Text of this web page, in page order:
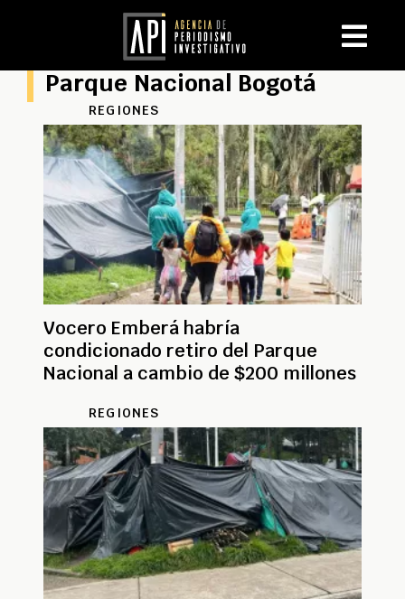
Parque Nacional Bogotá
REGIONES
Vocero Emberá habría
condicionado retiro del Parque
Nacional a cambio de $200 millones
REGIONES